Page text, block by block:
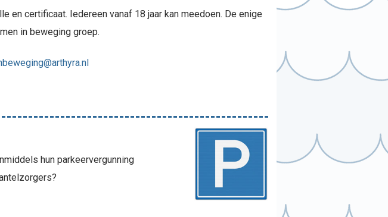
en certificaat. Iedereen vanaf 18 jaar kan meedoen. De enige
in beweging groep.
hun parkeervergunning